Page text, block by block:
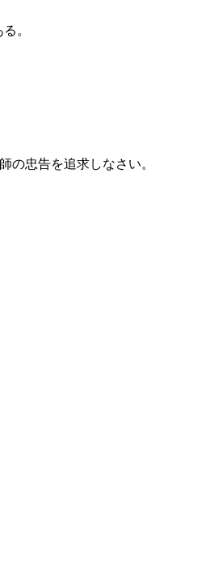
。
の忠告を追求しなさい。